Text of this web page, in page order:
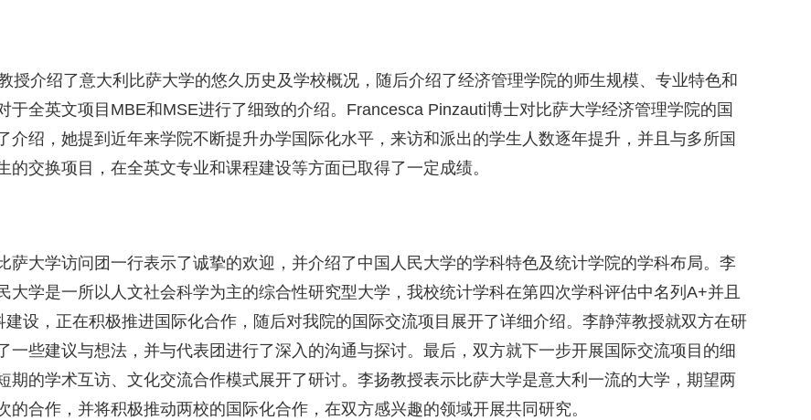
授介绍了意大利比萨大学的悠久历史及学校概况，随后介绍了经济管理学院的师生规模、专业特色和
于全英文项目MBE和MSE进行了细致的介绍。Francesca Pinzauti博士对比萨大学经济管理学院的国
介绍，她提到近年来学院不断提升办学国际化水平，来访和派出的学生人数逐年提升，并且与多所国
的交换项目，在全英文专业和课程建设等方面已取得了一定成绩。
萨大学访问团一行表示了诚挚的欢迎，并介绍了中国人民大学的学科特色及统计学院的学科布局。李
大学是一所以人文社会科学为主的综合性研究型大学，我校统计学科在第四次学科评估中名列A+并且
建设，正在积极推进国际化合作，随后对我院的国际交流项目展开了详细介绍。李静萍教授就双方在研
一些建议与想法，并与代表团进行了深入的沟通与探讨。最后，双方就下一步开展国际交流项目的细
期的学术互访、文化交流合作模式展开了研讨。李扬教授表示比萨大学是意大利一流的大学，期望两
的合作，并将积极推动两校的国际化合作，在双方感兴趣的领域开展共同研究。